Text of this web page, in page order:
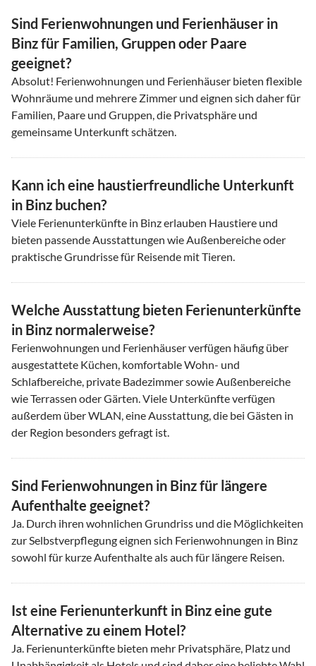
Sind Ferienwohnungen und Ferienhäuser in
Binz für Familien, Gruppen oder Paare
geeignet?
Absolut! Ferienwohnungen und Ferienhäuser bieten flexible
Wohnräume und mehrere Zimmer und eignen sich daher für
Familien, Paare und Gruppen, die Privatsphäre und
gemeinsame Unterkunft schätzen.
Kann ich eine haustierfreundliche Unterkunft
in Binz buchen?
Viele Ferienunterkünfte in Binz erlauben Haustiere und
bieten passende Ausstattungen wie Außenbereiche oder
praktische Grundrisse für Reisende mit Tieren.
Welche Ausstattung bieten Ferienunterkünfte
in Binz normalerweise?
Ferienwohnungen und Ferienhäuser verfügen häufig über
ausgestattete Küchen, komfortable Wohn- und
Schlafbereiche, private Badezimmer sowie Außenbereiche
wie Terrassen oder Gärten. Viele Unterkünfte verfügen
außerdem über WLAN, eine Ausstattung, die bei Gästen in
der Region besonders gefragt ist.
Sind Ferienwohnungen in Binz für längere
Aufenthalte geeignet?
Ja. Durch ihren wohnlichen Grundriss und die Möglichkeiten
zur Selbstverpflegung eignen sich Ferienwohnungen in Binz
sowohl für kurze Aufenthalte als auch für längere Reisen.
Ist eine Ferienunterkunft in Binz eine gute
Alternative zu einem Hotel?
Ja. Ferienunterkünfte bieten mehr Privatsphäre, Platz und